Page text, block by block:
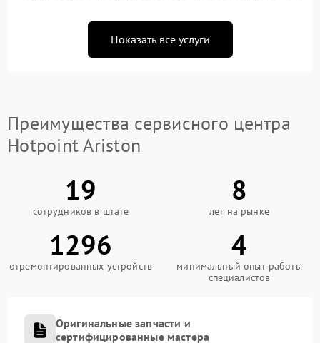
Показать все услуги
Преимущества сервисного центра
Hotpoint Ariston
19
сотрудников в штате
8
лет на рынке
1296
отремонтированных устройств
4
минимальный опыт работы
специалистов
Оригинальные запчасти и
сертифицированные мастера